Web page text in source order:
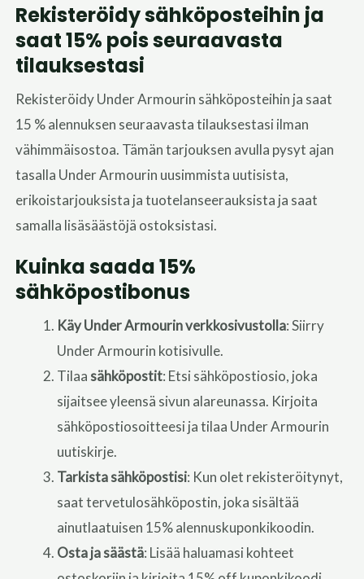
Rekisteröidy sähköposteihin ja
saat 15% pois seuraavasta
tilauksestasi
Rekisteröidy Under Armourin sähköposteihin ja saat
15 % alennuksen seuraavasta tilauksestasi ilman
vähimmäisostoa. Tämän tarjouksen avulla pysyt ajan
tasalla Under Armourin uusimmista uutisista,
erikoistarjouksista ja tuotelanseerauksista ja saat
samalla lisäsäästöjä ostoksistasi.
Kuinka saada 15%
sähköpostibonus
Käy Under Armourin verkkosivustolla: Siirry
Under Armourin kotisivulle.
Tilaa sähköpostit: Etsi sähköpostiosio, joka
sijaitsee yleensä sivun alareunassa. Kirjoita
sähköpostiosoitteesi ja tilaa Under Armourin
uutiskirje.
Tarkista sähköpostisi: Kun olet rekisteröitynyt,
saat tervetulosähköpostin, joka sisältää
ainutlaatuisen 15% alennuskuponkikoodin.
Osta ja säästä: Lisää haluamasi kohteet